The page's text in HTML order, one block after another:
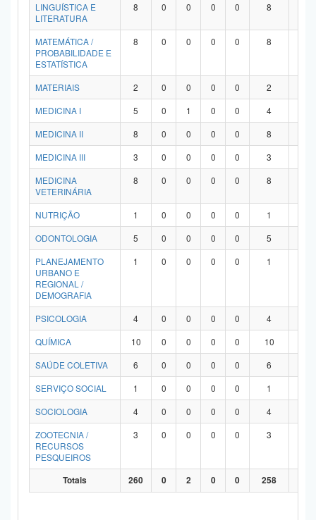
LINGUÍSTICA E
LITERATURA
8 0 0 0 0 8
MATEMÁTICA /
PROBABILIDADE E
ESTATÍSTICA
8 0 0 0 0 8
MATERIAIS 2 0 0 0 0 2
MEDICINA I
5 0 1 0 0 4
MEDICINA II
8 0 0 0 0 8
MEDICINA III
3 0 0 0 0 3
MEDICINA
VETERINÁRIA
8 0 0 0 0 8
NUTRIÇÃO 1 0 0 0 0 1
ODONTOLOGIA
5 0 0 0 0 5
PLANEJAMENTO
URBANO E
REGIONAL /
DEMOGRAFIA
1 0 0 0 0 1
PSICOLOGIA 4 0 0 0 0 4
QUÍMICA
10 0 0 0 0 10
SAÚDE COLETIVA
6 0 0 0 0 6
SERVIÇO SOCIAL
1 0 0 0 0 1
SOCIOLOGIA
4 0 0 0 0 4
ZOOTECNIA /
RECURSOS
PESQUEIROS
3 0 0 0 0 3
Totais 260 0 2 0 0 258